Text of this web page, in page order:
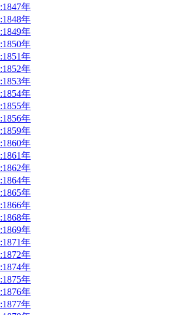
:1847年
:1848年
:1849年
:1850年
:1851年
:1852年
:1853年
:1854年
:1855年
:1856年
:1859年
:1860年
:1861年
:1862年
:1864年
:1865年
:1866年
:1868年
:1869年
:1871年
:1872年
:1874年
:1875年
:1876年
:1877年